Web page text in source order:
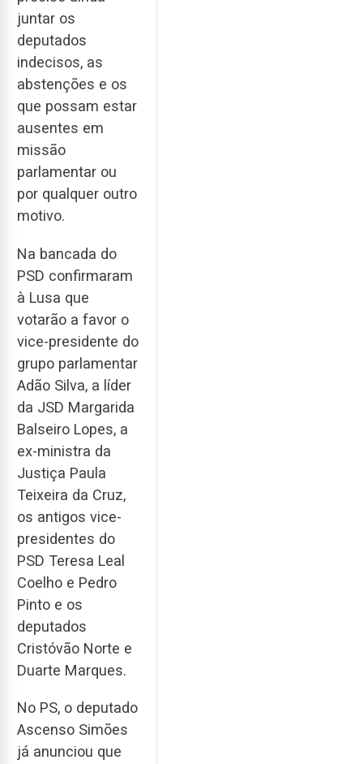
juntar os
deputados
indecisos, as
abstenções e os
que possam estar
ausentes em
missão
parlamentar ou
por qualquer outro
motivo.
Na bancada do
PSD confirmaram
à Lusa que
votarão a favor o
vice-presidente do
grupo parlamentar
Adão Silva, a líder
da JSD Margarida
Balseiro Lopes, a
ex-ministra da
Justiça Paula
Teixeira da Cruz,
os antigos vice-
presidentes do
PSD Teresa Leal
Coelho e Pedro
Pinto e os
deputados
Cristóvão Norte e
Duarte Marques.
No PS, o deputado
Ascenso Simões
já anunciou que